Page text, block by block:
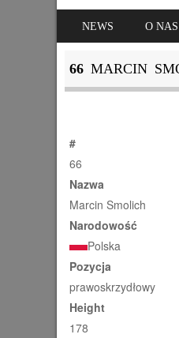
MENU
SKIP TO CONTENT
NEWS O NAS
66MARCIN
#
66
Nazwa
Marcin Smolich
Narodowość
Polska
Pozycja
prawoskrzydłowy
Height
178